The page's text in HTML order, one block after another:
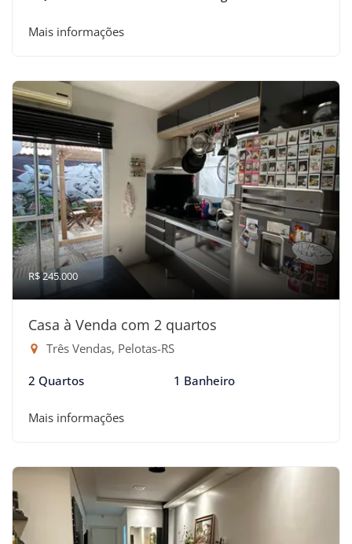
Mais informações
R$ 245.000
Casa à Venda com 2 quartos
Três Vendas, Pelotas-RS
2 Quartos 1 Banheiro
Mais informações